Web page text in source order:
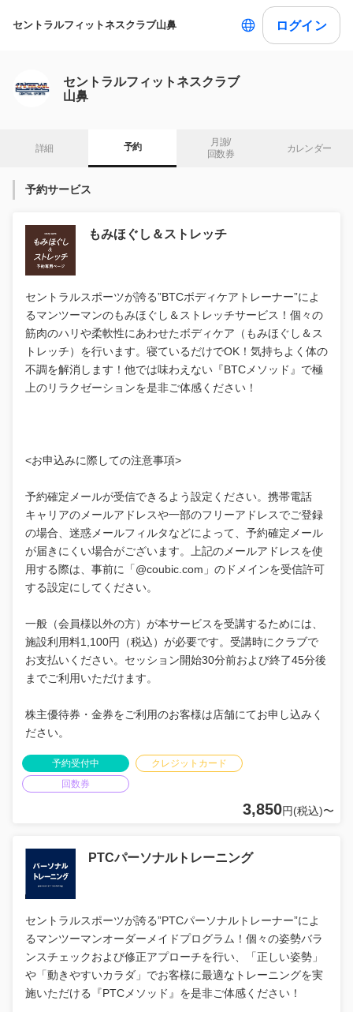
セントラルフィットネスクラブ山鼻 ログイン
セントラルフィットネスクラブ
山鼻
詳細 予約
月謝/
回数券
カレンダー
予約サービス
もみほぐし＆ストレッチ
セントラルスポーツが誇る”BTCボディケアトレーナー”によ
るマンツーマンのもみほぐし＆ストレッチサービス！個々の
筋肉のハリや柔軟性にあわせたボディケア（もみほぐし＆ス
トレッチ）を行います。寝ているだけでOK！気持ちよく体の
不調を解消します！他では味わえない『BTCメソッド』で極
上のリラクゼーションを是非ご体感ください！
<お申込みに際しての注意事項>
予約確定メールが受信できるよう設定ください。携帯電話
キャリアのメールアドレスや一部のフリーアドレスでご登録
の場合、迷惑メールフィルタなどによって、予約確定メール
が届きにくい場合がございます。上記のメールアドレスを使
用する際は、事前に「@coubic.com」のドメインを受信許可
する設定にしてください。
一般（会員様以外の方）が本サービスを受講するためには、
施設利用料1,100円（税込）が必要です。受講時にクラブで
お支払いください。セッション開始30分前および終了45分後
までご利用いただけます。
株主優待券・金券をご利用のお客様は店舗にてお申し込みく
ださい。
予約受付中
クレジットカード
回数券
3,850円(税込)〜
PTCパーソナルトレーニング
セントラルスポーツが誇る”PTCパーソナルトレーナー”によ
るマンツーマンオーダーメイドプログラム！個々の姿勢バラ
ンスチェックおよび修正アプローチを行い、「正しい姿勢」
や「動きやすいカラダ」でお客様に最適なトレーニングを実
施いただける『PTCメソッド』を是非ご体感ください！